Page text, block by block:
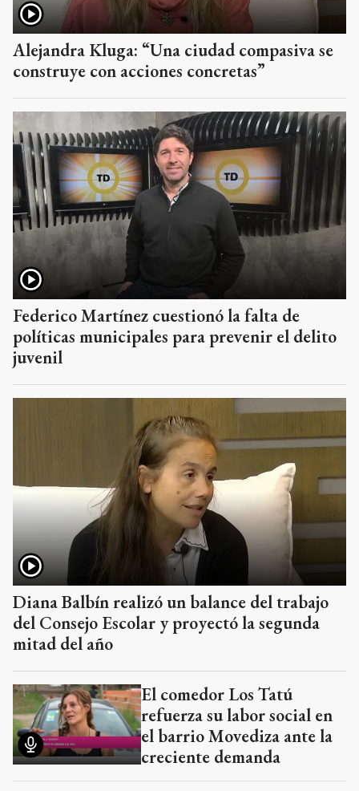
Alejandra Kluga: “Una ciudad compasiva se
construye con acciones concretas”
Federico Martínez cuestionó la falta de
políticas municipales para prevenir el delito
juvenil
Diana Balbín realizó un balance del trabajo
del Consejo Escolar y proyectó la segunda
mitad del año
El comedor Los Tatú
refuerza su labor social en
el barrio Movediza ante la
creciente demanda